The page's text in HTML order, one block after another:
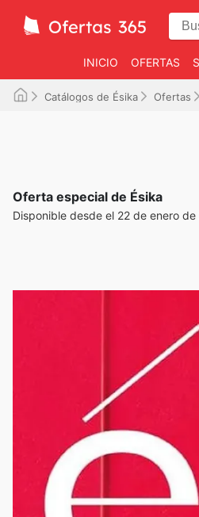
INICIO OFERTAS
Catálogos de Ésika Ofertas
Oferta especial de Ésika
Disponible desde el 22 de enero